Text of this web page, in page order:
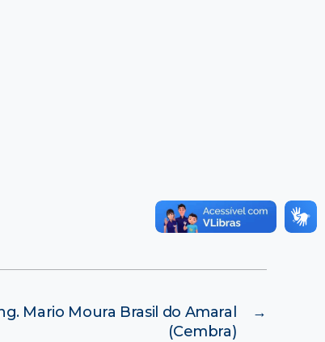
→
Mario Moura Brasil do Amaral
(Cembra)